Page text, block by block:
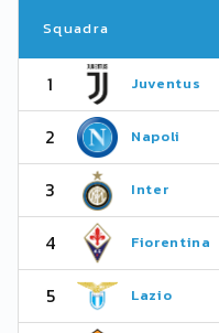
Squadra
1 Juventus
2 Napoli
3 Inter
4 Fiorentina
5 Lazio